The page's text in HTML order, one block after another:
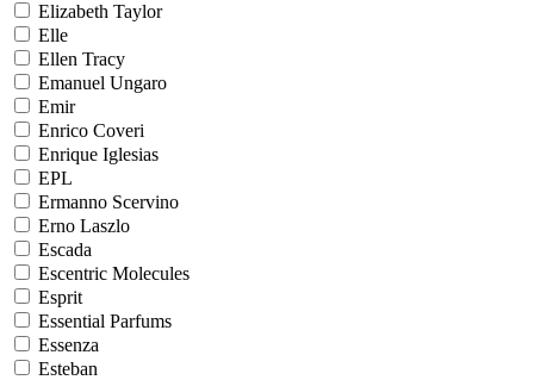
Elizabeth Taylor
Elle
Ellen Tracy
Emanuel Ungaro
Emir
Enrico Coveri
Enrique Iglesias
EPL
Ermanno Scervino
Erno Laszlo
Escada
Escentric Molecules
Esprit
Essential Parfums
Essenza
Esteban